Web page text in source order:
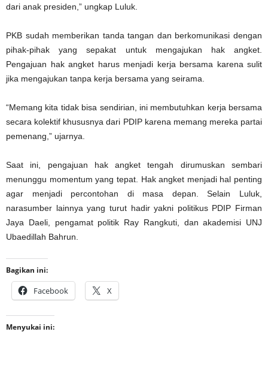
dari anak presiden,” ungkap Luluk.
PKB sudah memberikan tanda tangan dan berkomunikasi dengan
pihak-pihak yang sepakat untuk mengajukan hak angket.
Pengajuan hak angket harus menjadi kerja bersama karena sulit
jika mengajukan tanpa kerja bersama yang seirama.
“Memang kita tidak bisa sendirian, ini membutuhkan kerja bersama
secara kolektif khususnya dari PDIP karena memang mereka partai
pemenang,” ujarnya.
Saat ini, pengajuan hak angket tengah dirumuskan sembari
menunggu momentum yang tepat. Hak angket menjadi hal penting
agar menjadi percontohan di masa depan. Selain Luluk,
narasumber lainnya yang turut hadir yakni politikus PDIP Firman
Jaya Daeli, pengamat politik Ray Rangkuti, dan akademisi UNJ
Ubaedillah Bahrun.
Bagikan ini:
Facebook X
Menyukai ini: